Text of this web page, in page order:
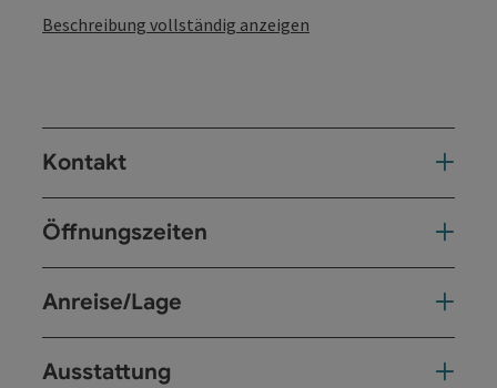
Beschreibung vollständig anzeigen
Kontakt
Öffnungszeiten
Anreise/Lage
Ausstattung